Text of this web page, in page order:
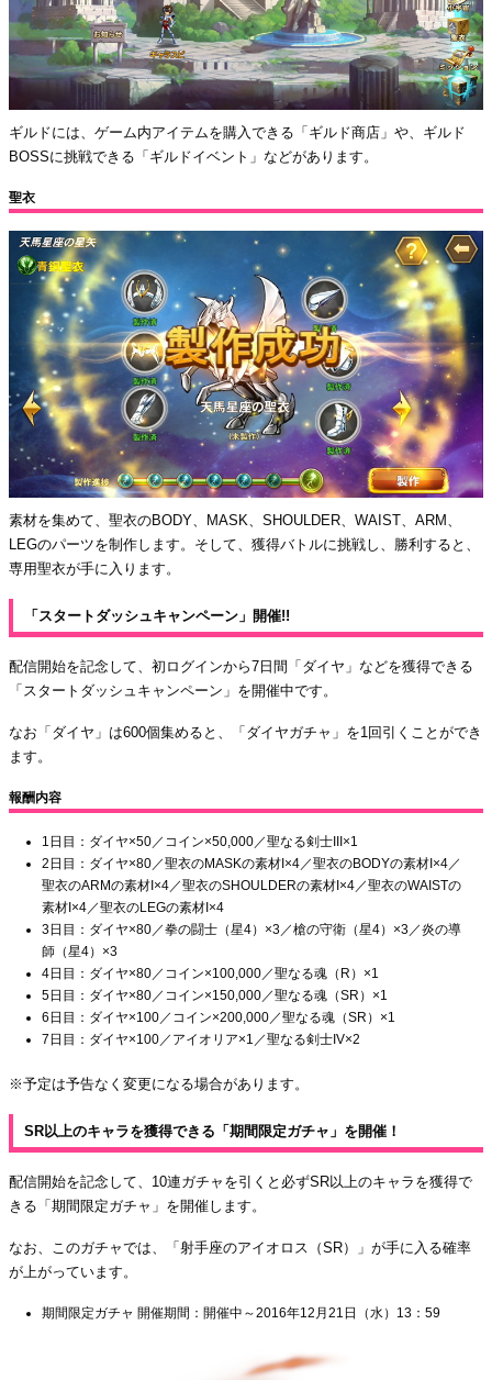
ギルドには、ゲーム内アイテムを購入できる「ギルド商店」や、ギルド
BOSSに挑戦できる「ギルドイベント」などがあります。
聖衣
素材を集めて、聖衣のBODY、MASK、SHOULDER、WAIST、ARM、
LEGのパーツを制作します。そして、獲得バトルに挑戦し、勝利すると、
専用聖衣が手に入ります。
「スタートダッシュキャンペーン」開催!!
配信開始を記念して、初ログインから7日間「ダイヤ」などを獲得できる
「スタートダッシュキャンペーン」を開催中です。
なお「ダイヤ」は600個集めると、「ダイヤガチャ」を1回引くことができ
ます。
報酬内容
1日目：ダイヤ×50／コイン×50,000／聖なる剣士III×1
2日目：ダイヤ×80／聖衣のMASKの素材I×4／聖衣のBODYの素材I×4／
聖衣のARMの素材I×4／聖衣のSHOULDERの素材I×4／聖衣のWAISTの
素材I×4／聖衣のLEGの素材I×4
3日目：ダイヤ×80／拳の闘士（星4）×3／槍の守衛（星4）×3／炎の導
師（星4）×3
4日目：ダイヤ×80／コイン×100,000／聖なる魂（R）×1
5日目：ダイヤ×80／コイン×150,000／聖なる魂（SR）×1
6日目：ダイヤ×100／コイン×200,000／聖なる魂（SR）×1
7日目：ダイヤ×100／アイオリア×1／聖なる剣士IV×2
※予定は予告なく変更になる場合があります。
SR以上のキャラを獲得できる「期間限定ガチャ」を開催！
配信開始を記念して、10連ガチャを引くと必ずSR以上のキャラを獲得で
きる「期間限定ガチャ」を開催します。
なお、このガチャでは、「射手座のアイオロス（SR）」が手に入る確率
が上がっています。
期間限定ガチャ 開催期間：開催中～2016年12月21日（水）13：59